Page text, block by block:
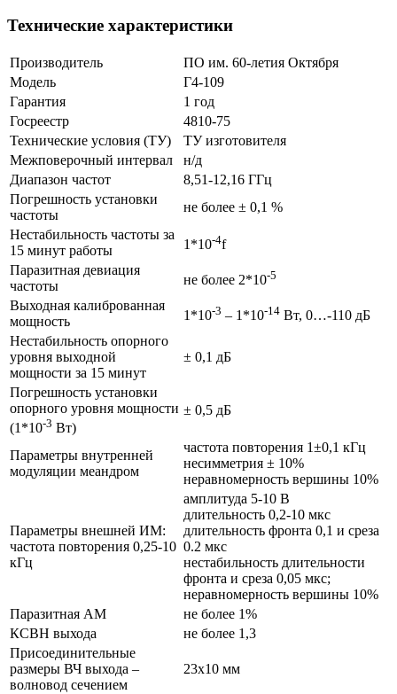
Технические характеристики
Производитель
ПО им. 60-летия Октября
Модель
Г4-109
Гарантия
1 год
Госреестр
4810-75
Технические условия (ТУ)
ТУ изготовителя
Межповерочный интервал
н/д
Диапазон частот
8,51-12,16 ГГц
Погрешность установки
частоты
не более ± 0,1 %
Нестабильность частоты за
15 минут работы
1*10-4f
Паразитная девиация
частоты
не более 2*10-5
Выходная калиброванная
мощность
1*10-3 – 1*10-14 Вт, 0…-110 дБ
Нестабильность опорного
уровня выходной
мощности за 15 минут
± 0,1 дБ
Погрешность установки
опорного уровня мощности
(1*10-3 Вт)
± 0,5 дБ
Параметры внутренней
модуляции меандром
частота повторения 1±0,1 кГц
несимметрия ± 10%
неравномерность вершины 10%
Параметры внешней ИМ:
частота повторения 0,25-10
кГц
амплитуда 5-10 В
длительность 0,2-10 мкс
длительность фронта 0,1 и среза
0.2 мкс
нестабильность длительности
фронта и среза 0,05 мкс;
неравномерность вершины 10%
Паразитная AM
не более 1%
КСВН выхода
не более 1,3
Присоединительные
размеры ВЧ выхода –
волновод сечением
23х10 мм